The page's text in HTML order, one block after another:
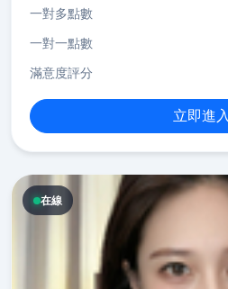
一對多點數
一對一點數
滿意度評分
立即進
在線